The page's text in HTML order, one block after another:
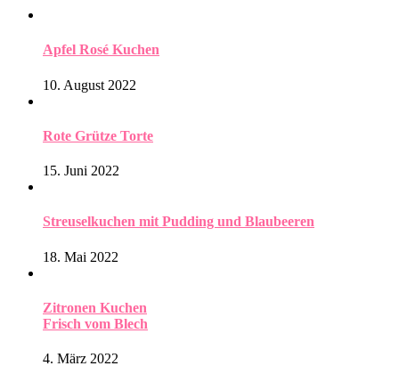
Apfel Rosé Kuchen
10. August 2022
Rote Grütze Torte
15. Juni 2022
Streuselkuchen mit Pudding und Blaubeeren
18. Mai 2022
Zitronen Kuchen
Frisch vom Blech
4. März 2022